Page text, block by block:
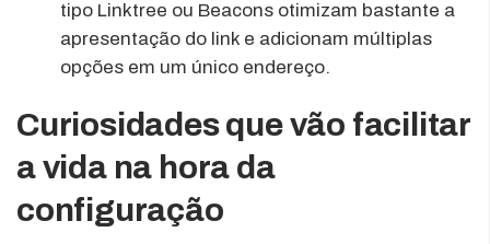
tipo Linktree ou Beacons otimizam bastante a
apresentação do link e adicionam múltiplas
opções em um único endereço.
Curiosidades que vão facilitar
a vida na hora da
configuração